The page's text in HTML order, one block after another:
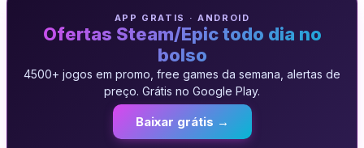
APP GRATIS · ANDROID
Ofertas Steam/Epic todo dia no
bolso
4500+ jogos em promo, free games da semana, alertas de
preço. Grátis no Google Play.
Baixar grátis →